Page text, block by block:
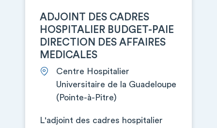
ADJOINT DES CADRES
HOSPITALIER BUDGET-PAIE
DIRECTION DES AFFAIRES
MEDICALES
Centre Hospitalier
Universitaire de la Guadeloupe
(Pointe-à-Pitre)
L'adjoint des cadres hospitalier